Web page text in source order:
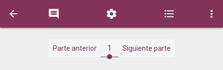
    
Parte anterior 1 Siguiente parte